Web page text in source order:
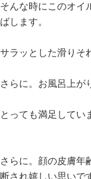
そんな時にこのオイ
ばします。
サラッとした滑りそ
さらに。お風呂上が
とっても満足してい
さらに。顔の皮膚年
断され嬉しい思いで